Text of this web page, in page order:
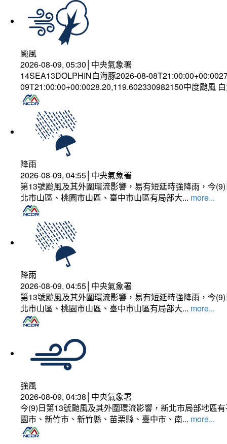
颱風
2026-08-09, 05:30│中央氣象署
14SEA13DOLPHIN白海豚2026-08-
09T21:00:00+00:0028.20,119.602330982150中度颱風
降雨
2026-08-09, 04:55│中央氣象署
第13號颱風及其外圍環流影響，易有短延時強降雨，今
北市山區、桃園市山區、臺中市山區有局部大... more...
降雨
2026-08-09, 04:55│中央氣象署
第13號颱風及其外圍環流影響，易有短延時強降雨，今
北市山區、桃園市山區、臺中市山區有局部大... more...
強風
2026-08-09, 04:38│中央氣象署
今(9)日第13號颱風及其外圍環流影響，新北市局部地區
園市、新竹市、新竹縣、苗栗縣、臺中市、南... more...